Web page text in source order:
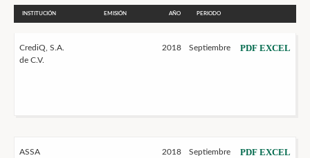
INSTITUCIÓN EMISIÓN AÑO PERIODO
CrediQ, S.A.
de C.V.
2018 Septiembre PDF EXCEL
ASSA
2018 Septiembre PDF EXCEL